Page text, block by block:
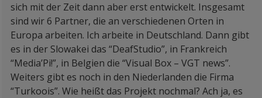
sich mit der Zeit dann aber erst entwickelt. Insgesamt
sind wir 6 Partner, die an verschiedenen Orten in
Europa arbeiten. Ich arbeite in Deutschland. Dann gibt
es in der Slowakei das “DeafStudio”, in Frankreich
“Media’Pi!”, in Belgien die “Visual Box – VGT news”.
Weiters gibt es noch in den Niederlanden die Firma
“Turkoois”. Wie heißt das Projekt nochmal? Ach ja, es